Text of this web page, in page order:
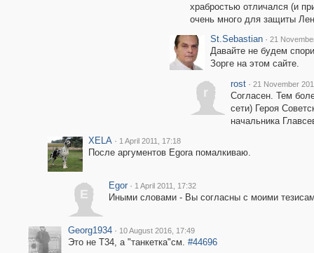
храбростью отличался (и
очень много для защиты
St.Sebastian · 21
Давайте не будем
Зорге на этом сайте.
r
rost · 21 November
Согласен. Тем
сети) Героя
начальника
XELA · 1 April 2011, 17:18
После аргументов Egorа помалкиваю.
E
Egor · 1 April 2011, 17:32
Иными словами - Вы согласны с моими
Georg1934 · 10 August 2016, 17:49
Это не Т34, а "танкетка"см. #44696